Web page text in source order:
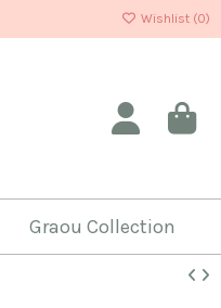
Wishlist (0)
Graou Collection